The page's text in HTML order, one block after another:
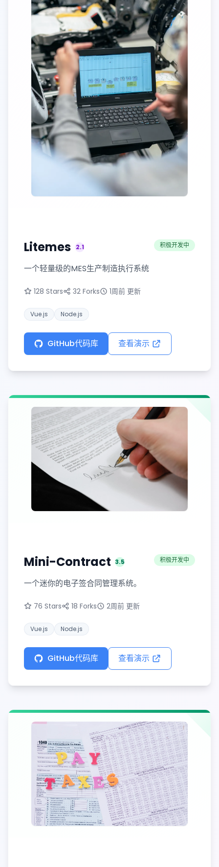
Litemes
Litemes 版本
2.1 积极开发中
一个轻量级的MES生产制造执行系统
128 Stars 32 Forks 1周前 更新
Vue.js Node.js
GitHub代码库 查看演示
Mini Contract
Mini-Contract 版本
3.5 积极开发中
一个迷你的电子签合同管理系统。
76 Stars 18 Forks 2周前 更新
Vue.js Node.js
GitHub代码库 查看演示
Freesign